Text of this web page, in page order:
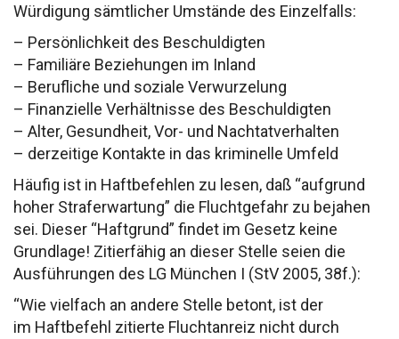
Würdigung sämtlicher Umstände des Einzelfalls:
– Persönlichkeit des Beschuldigten
– Familiäre Beziehungen im Inland
– Berufliche und soziale Verwurzelung
– Finanzielle Verhältnisse des Beschuldigten
– Alter, Gesundheit, Vor- und Nachtatverhalten
– derzeitige Kontakte in das kriminelle Umfeld
Häufig ist in Haftbefehlen zu lesen, daß “aufgrund
hoher Straferwartung” die Fluchtgefahr zu bejahen
sei. Dieser “Haftgrund” findet im Gesetz keine
Grundlage! Zitierfähig an dieser Stelle seien die
Ausführungen des LG München I (StV 2005, 38f.):
“Wie vielfach an andere Stelle betont, ist der
im Haftbefehl zitierte Fluchtanreiz nicht durch